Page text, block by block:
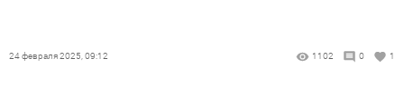
24 февраля 2025, 09:12 1102 0 1